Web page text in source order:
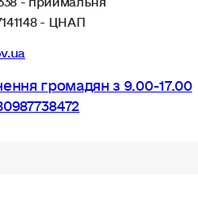
- ЦНАП
громадян з 9.00-17.00